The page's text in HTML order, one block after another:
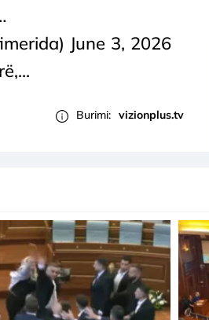
June 3, 2026
Burimi: vizionplus.tv